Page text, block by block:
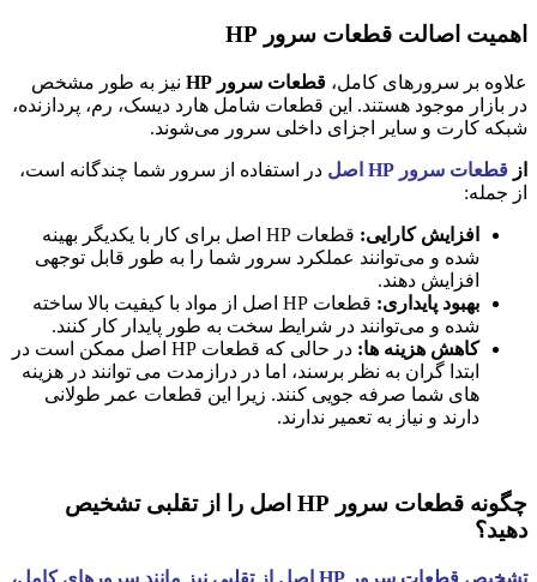
اهمیت اصالت قطعات سرور HP
علاوه بر سرورهای کامل، قطعات سرور HP
نیز به طور مشخص
در بازار موجود هستند. این قطعات شامل هارد دیسک، رم، پردازنده،
شبکه کارت و سایر اجزای داخلی سرور می‌شوند.
از قطعات سرور HP اصل
در استفاده از سرور شما چندگانه است،
از جمله:
افزایش کارایی:
قطعات HP اصل برای کار با یکدیگر بهینه
شده و می‌توانند عملکرد سرور شما را به طور قابل توجهی
افزایش دهند.
بهبود پایداری:
قطعات HP اصل از مواد با کیفیت بالا ساخته
شده و می‌توانند در شرایط سخت به طور پایدار کار کنند.
کاهش هزینه ها:
در حالی که قطعات HP اصل ممکن است در
ابتدا گران به نظر برسند، اما در درازمدت می توانند در هزینه
های شما صرفه جویی کنند. زیرا این قطعات عمر طولانی
دارند و نیاز به تعمیر ندارند.
چگونه قطعات سرور HP اصل را از تقلبی تشخیص
دهید؟
تشخیص قطعات سرور HP اصل از تقلبی نیز مانند سرورهای کامل،